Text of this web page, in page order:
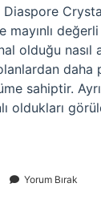
mayınlı
olduğu nasıl
daha
sahiptir.
oldukları
Yorum Bırak